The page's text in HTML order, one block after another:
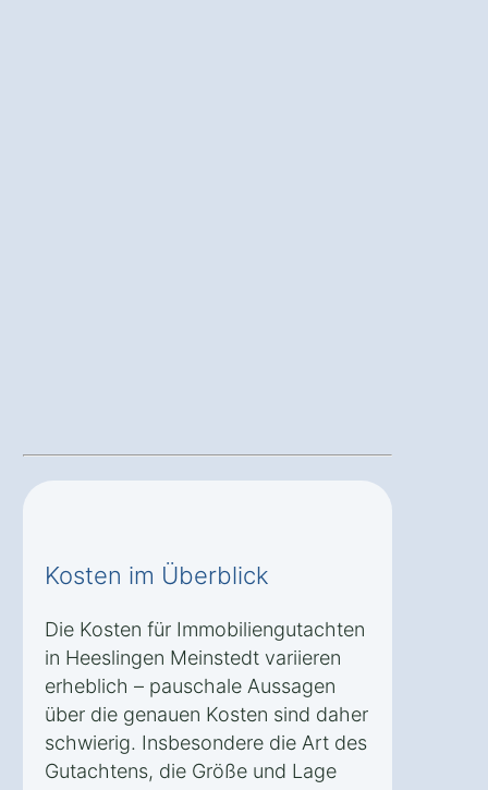
Kosten im Überblick
Die Kosten für Immobiliengutachten
in Heeslingen Meinstedt variieren
erheblich – pauschale Aussagen
über die genauen Kosten sind daher
schwierig. Insbesondere die Art des
Gutachtens, die Größe und Lage